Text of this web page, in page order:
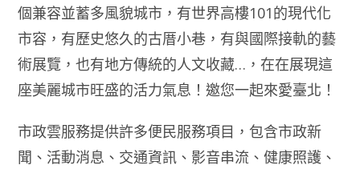
個兼容並蓄多風貌城市，有世界高樓101的現代化
市容，有歷史悠久的古厝小巷，有與國際接軌的藝
術展覽，也有地方傳統的人文收藏…，在在展現這
座美麗城市旺盛的活力氣息！邀您一起來愛臺北！
市政雲服務提供許多便民服務項目，包含市政新
聞、活動消息、交通資訊、影音串流、健康照護、